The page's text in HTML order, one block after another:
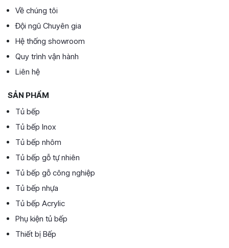
Về chúng tôi
Đội ngũ Chuyên gia
Hệ thống showroom
Quy trình vận hành
Liên hệ
SẢN PHẨM
Tủ bếp
Tủ bếp Inox
Tủ bếp nhôm
Tủ bếp gỗ tự nhiên
Tủ bếp gỗ công nghiệp
Tủ bếp nhựa
Tủ bếp Acrylic
Phụ kiện tủ bếp
Thiết bị Bếp